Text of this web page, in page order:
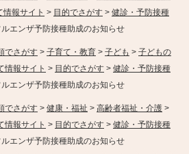
情報サイト > 目的でさがす > 健診・予防接種
エンザ予防接種助成のお知らせ
でさがす > 子育て・教育 > 子ども > 子どもの
情報サイト > 目的でさがす > 健診・予防接種
エンザ予防接種助成のお知らせ
でさがす > 健康・福祉 > 高齢者福祉・介護 >
情報サイト > 目的でさがす > 健診・予防接種
エンザ予防接種助成のお知らせ